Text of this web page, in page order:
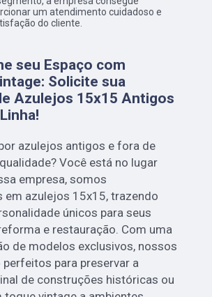
um atendimento cuidadoso e
do cliente.
seu Espaço com
Solicite sua
Azulejos 15x15 Antigos
azulejos antigos e fora de
Você está no lugar
empresa, somos
em azulejos 15x15, trazendo
únicos para seus
e restauração. Com uma
de modelos exclusivos, nossos
para preservar a
de construções históricas ou